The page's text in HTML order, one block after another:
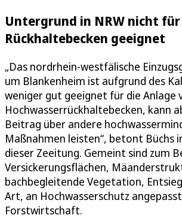
Untergrund in NRW nicht für
Rückhaltebecken geeignet
„Das nordrhein-westfälische
um Blankenheim ist aufgrund des
weniger gut geeignet für die Anlage
Hochwasserrückhaltebecken, kann
Beitrag über andere
Maßnahmen leisten“, betont Büchs
dieser Zeeitung. Gemeint sind zum
Versickerungsflächen,
bachbegleitende Vegetation,
Art, an Hochwasserschutz
Forstwirtschaft.